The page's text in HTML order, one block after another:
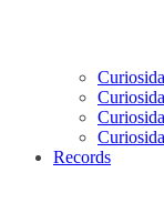
Records